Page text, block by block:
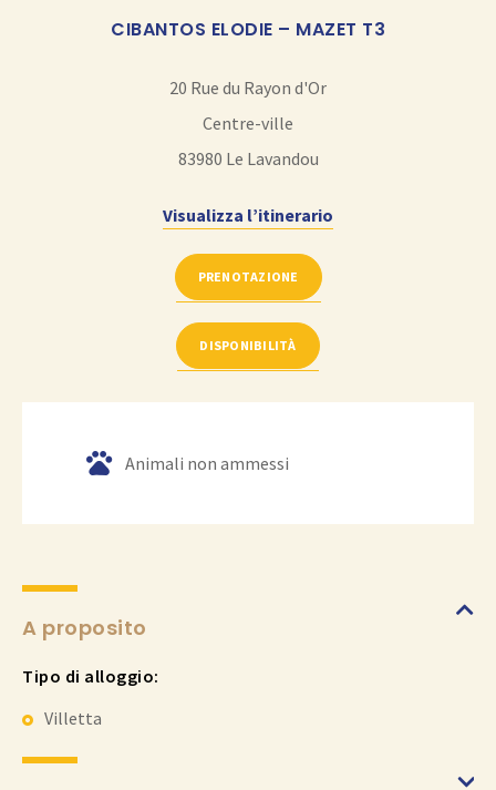
CIBANTOS ELODIE – MAZET T3
20 Rue du Rayon d'Or
Centre-ville
83980 Le Lavandou
Visualizza l’itinerario
PRENOTAZIONE
DISPONIBILITÀ
Animali non ammessi
A proposito
Tipo di alloggio:
Villetta